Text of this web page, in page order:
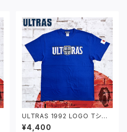
ULTRAS 1992 LOGO Tシャ
ツ ブルー
¥4,400